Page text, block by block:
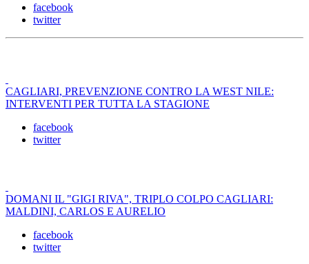
facebook
twitter
CAGLIARI, PREVENZIONE CONTRO LA WEST NILE:
INTERVENTI PER TUTTA LA STAGIONE
facebook
twitter
DOMANI IL "GIGI RIVA", TRIPLO COLPO CAGLIARI:
MALDINI, CARLOS E AURELIO
facebook
twitter